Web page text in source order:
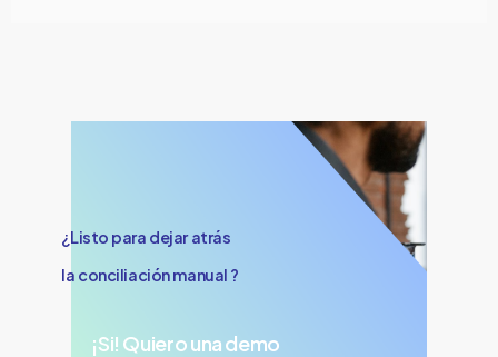
¿Listo para dejar atrás
la conciliación manual ?
¡Si! Quiero una demo